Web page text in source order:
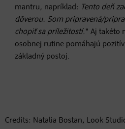
mantru, napríklad: Tento deň
dôverou. Som pripravená/
chopiť sa príležitostí. " Aj takéto
osobnej rutine pomáhajú
základný postoj.
Credits: Natalia Bostan, Look